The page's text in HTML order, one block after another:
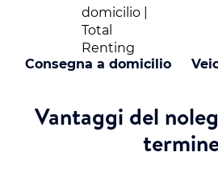
Consegna a domicilio
Vantaggi del